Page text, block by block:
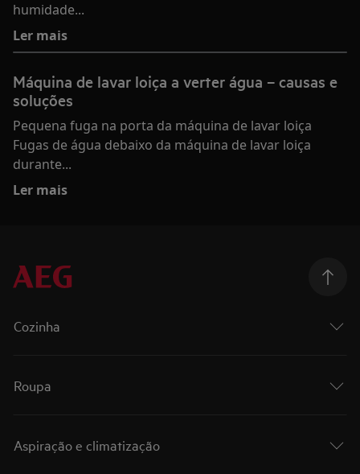
humidade...
Ler mais
Máquina de lavar loiça a verter água – causas e
soluções
Pequena fuga na porta da máquina de lavar loiça
Fugas de água debaixo da máquina de lavar loiça
durante...
Ler mais
Cozinha
Roupa
Aspiração e climatização